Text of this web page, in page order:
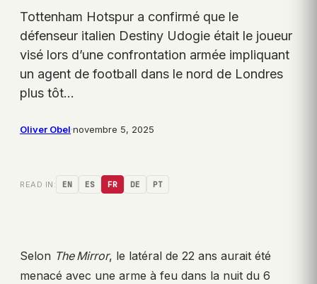
Tottenham Hotspur a confirmé que le
défenseur italien Destiny Udogie était le joueur
visé lors d’une confrontation armée impliquant
un agent de football dans le nord de Londres
plus tôt…
Oliver Obel·novembre 5, 2025
READ IN: EN ES FR DE PT
Selon The Mirror, le latéral de 22 ans aurait été
menacé avec une arme à feu dans la nuit du 6